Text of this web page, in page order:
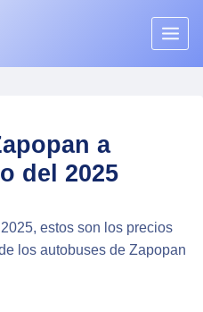
a
del 2025
estos son los precios
los autobuses de Zapopan